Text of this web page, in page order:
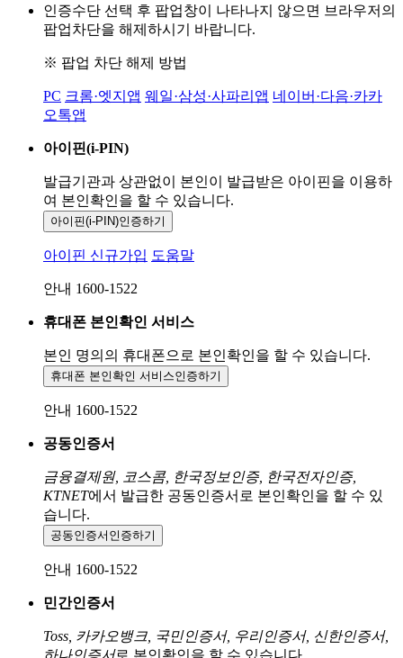
인증수단 선택 후 팝업창이 나타나지 않으면 브라우저의
팝업차단을 해제하시기 바랍니다.
※ 팝업 차단 해제 방법
PC 크롬·엣지앱 웨일·삼성·사파리앱 네이버·다음·카카
오톡앱
아이핀(i-PIN)
발급기관과 상관없이 본인이 발급받은 아이핀을 이용하
여 본인확인을 할 수 있습니다.
아이핀(i-PIN)인증하기
아이핀 신규가입 도움말
안내 1600-1522
휴대폰 본인확인 서비스
본인 명의의 휴대폰으로 본인확인을 할 수 있습니다.
휴대폰 본인확인 서비스인증하기
안내 1600-1522
공동인증서
금융결제원, 코스콤, 한국정보인증, 한국전자인증,
KTNET에서 발급한 공동인증서로 본인확인을 할 수 있
습니다.
공동인증서 인증하기
안내 1600-1522
민간인증서
Toss, 카카오뱅크, 국민인증서, 우리인증서, 신한인증서,